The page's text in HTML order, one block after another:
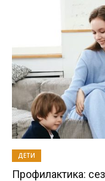
ДЕТИ
Профилактика: